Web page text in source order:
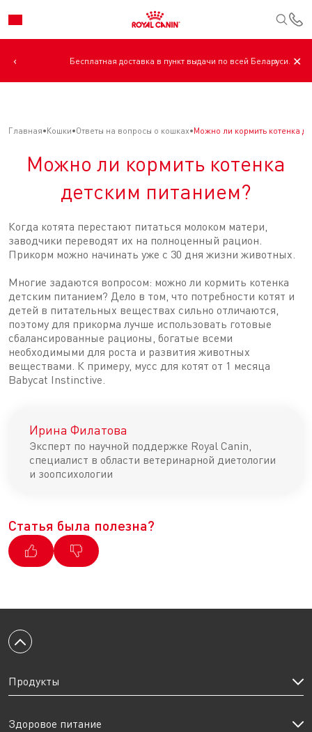
‹ Бесплатная доставка в пункт выдачи по всей Беларуси. › ✕
Главная Кошки Ответы на вопросы о кошках Можно ли кормить котенка
Можно ли кормить котенка
детским питанием?
Когда котята перестают питаться молоком матери,
заводчики переводят их на полноценный рацион.
Прикорм можно начинать уже с 30 дня жизни животных.
Многие задаются вопросом: можно ли кормить котенка
детским питанием? Дело в том, что потребности котят и
детей в питательных веществах сильно отличаются,
поэтому для прикорма лучше использовать готовые
сбалансированные рационы, богатые всеми
необходимыми для роста и развития животных
веществами. К примеру, мусс для котят от 1 месяца
Babycat Instinctive.
Ирина Филатова
Эксперт по научной поддержке Royal Canin,
специалист в области ветеринарной диетологии
и зоопсихологии
Статья была полезна?
Вернуться к началу
Продукты
Здоровое питание